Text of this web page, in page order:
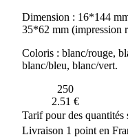
Dimension : 16*144
35*62 mm (impression
Coloris : blanc/rouge,
blanc/bleu, blanc/vert.
250
2.51 €
Tarif pour des quantités
Livraison 1 point en